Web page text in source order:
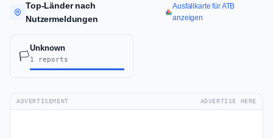
Top-Länder nach
Nutzermeldungen
Ausfallkarte für ATB
anzeigen
🏳️
Unknown
1 reports
ADVERTISEMENT ADVERTISE HERE